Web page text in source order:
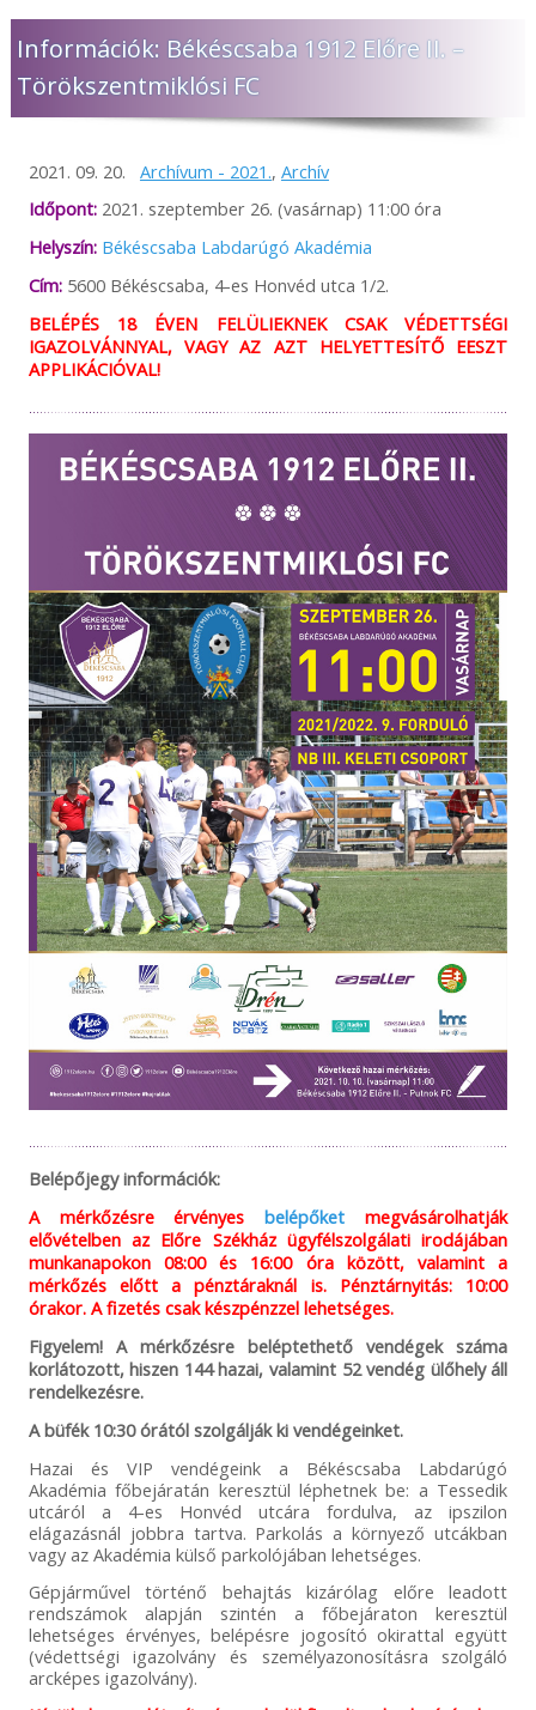
Információk: Békéscsaba 1912 Előre II. –
Törökszentmiklósi FC
2021. 09. 20. Archívum - 2021., Archív
Időpont:2021. szeptember 26. (vasárnap) 11:00 óra
Helyszín: Békéscsaba Labdarúgó Akadémia
Cím:5600 Békéscsaba, 4-es Honvéd utca 1/2.
BELÉPÉS 18 ÉVEN FELÜLIEKNEK CSAK VÉDETTSÉGI
IGAZOLVÁNNYAL, VAGY AZ AZT HELYETTESÍTŐ EESZT
APPLIKÁCIÓVAL!
Belépőjegy információk:
A mérkőzésre érvényesbelépőket megvásárolhatják
elővételben az Előre Székház ügyfélszolgálati irodájában
munkanapokon 08:00 és 16:00 óra között, valamint a
mérkőzés előtt a pénztáraknál is. Pénztárnyitás: 10:00
órakor. A fizetés csak készpénzzel lehetséges.
Figyelem! A mérkőzésre beléptethető vendégek száma
korlátozott, hiszen 144 hazai, valamint 52 vendég ülőhely áll
rendelkezésre.
A büfék 10:30 órától szolgálják ki vendégeinket.
Hazai és VIP vendégeink a Békéscsaba Labdarúgó
Akadémia főbejáratán keresztül léphetnek be: a Tessedik
utcáról a 4-es Honvéd utcára fordulva, az ipszilon
elágazásnál jobbra tartva. Parkolás a környező utcákban
vagy az Akadémia külső parkolójában lehetséges.
Gépjárművel történő behajtás kizárólag előre leadott
rendszámok alapján szintén a főbejáraton keresztül
lehetséges érvényes, belépésre jogosító okirattal együtt
(védettségi igazolvány és személyazonosításra szolgáló
arcképes igazolvány).